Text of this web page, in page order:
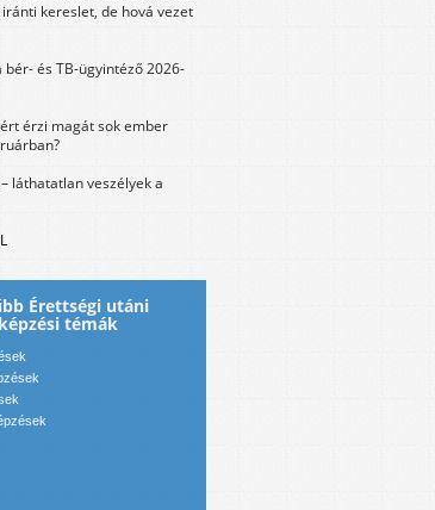
kereslet, de hová vezet
és TB-ügyintéző 2026-
érzi magát sok ember
láthatatlan veszélyek a
Érettségi utáni
témák